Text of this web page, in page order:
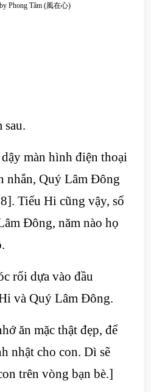
by Phong Tâm (風在心)
sau.
màn hình điện thoại
nhắn, Quý Lâm Đông
Tiếu Hi cũng vậy, số
Đông, năm nào họ
rối dựa vào đầu
và Quý Lâm Đông.
ăn mặc thật đẹp, để
nhật cho con. Dì sẽ
trên vòng bạn bè.]